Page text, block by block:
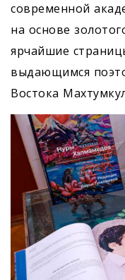
современной
на основе
ярчайшие
выдающимся
Востока